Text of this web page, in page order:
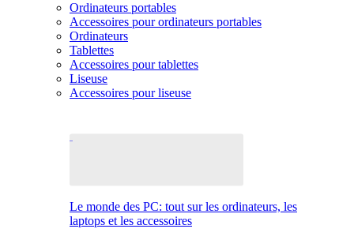
Ordinateurs portables
Accessoires pour ordinateurs portables
Ordinateurs
Tablettes
Accessoires pour tablettes
Liseuse
Accessoires pour liseuse
Le monde des PC: tout sur les ordinateurs, les
laptops et les accessoires